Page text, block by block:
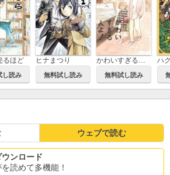
るほど
し読み
ヒナまつり
無料試し読み
かわいすぎる人よ！
無料試し読み
ウェブで読む
ンロード
読めて多機能！